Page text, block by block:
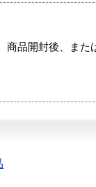
品開封後、また